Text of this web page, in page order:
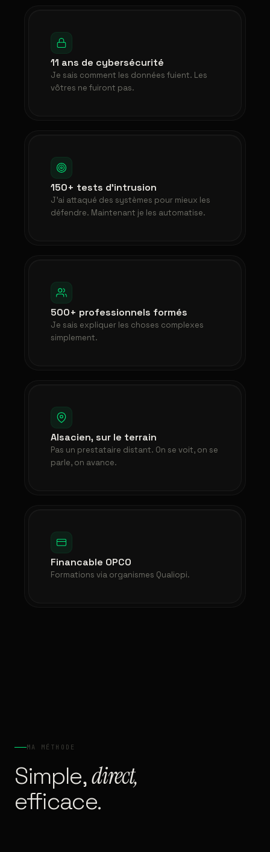
11 ans de cybersécurité
Je sais comment les données fuient. Les
vôtres ne fuiront pas.
150+ tests d'intrusion
J'ai attaqué des systèmes pour mieux les
défendre. Maintenant je les automatise.
500+ professionnels formés
Je sais expliquer les choses complexes
simplement.
Alsacien, sur le terrain
Pas un prestataire distant. On se voit, on se
parle, on avance.
Financable OPCO
Formations via organismes Qualiopi.
MA MÉTHODE
Simple,direct,
efficace.